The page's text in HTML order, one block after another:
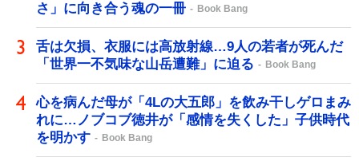
さ」に向き合う魂の一冊
Book Bang
舌は欠損、衣服には高放射線…9人の若者が死んだ
「世界一不気味な山岳遭難」に迫る
Book Bang
心を病んだ母が「4Lの大五郎」を飲み干しゲロまみ
れに…ノブコブ徳井が「感情を失くした」子供時代
を明かす
Book Bang